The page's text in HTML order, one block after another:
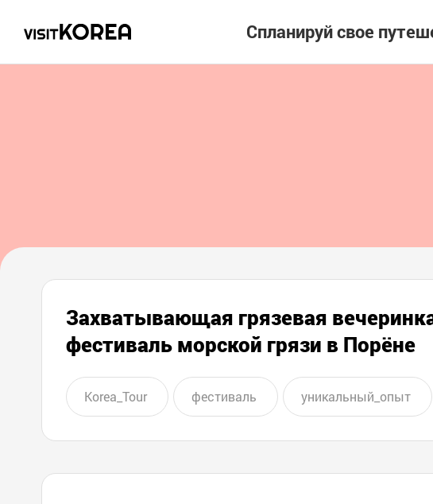
Спланируй свое
Захватывающая грязевая
фестиваль морской грязи в Порёне
Korea_Tour фестиваль уникальный_опыт